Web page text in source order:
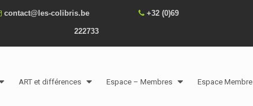
contact@les-colibris.be +32 (0)69
222733
ART et différences Espace – Membres Espace Membre